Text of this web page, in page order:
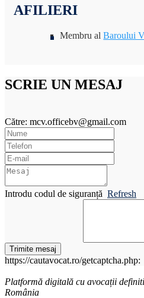
AFILIERI
Membru alBaroului
SCRIE UN MESAJ
Către: mcv.officebv@gmail.com
Introdu codul de siguranță Refresh
Trimite mesaj
https://cautavocat.ro/getcaptcha.php:
Platformă digitală cu avocații
România